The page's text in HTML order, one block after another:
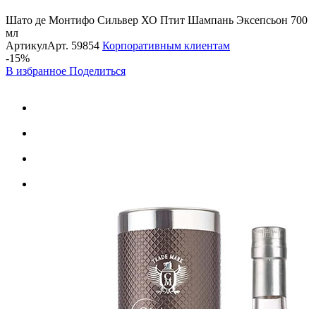
Шато де Монтифо Сильвер ХО Птит Шампань Эксепсьон 700
мл
АртикулАрт. 59854 Корпоративным клиентам
-15%
В избранное Поделиться